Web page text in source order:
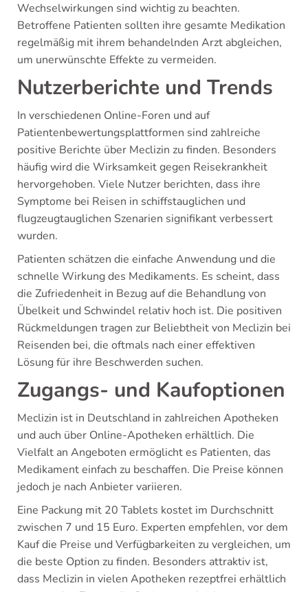
Wechselwirkungen sind wichtig zu beachten.
Betroffene Patienten sollten ihre gesamte Medikation
regelmäßig mit ihrem behandelnden Arzt abgleichen,
um unerwünschte Effekte zu vermeiden.
Nutzerberichte und Trends
In verschiedenen Online-Foren und auf
Patientenbewertungsplattformen sind zahlreiche
positive Berichte über Meclizin zu finden. Besonders
häufig wird die Wirksamkeit gegen Reisekrankheit
hervorgehoben. Viele Nutzer berichten, dass ihre
Symptome bei Reisen in schiffstauglichen und
flugzeugtauglichen Szenarien signifikant verbessert
wurden.
Patienten schätzen die einfache Anwendung und die
schnelle Wirkung des Medikaments. Es scheint, dass
die Zufriedenheit in Bezug auf die Behandlung von
Übelkeit und Schwindel relativ hoch ist. Die positiven
Rückmeldungen tragen zur Beliebtheit von Meclizin bei
Reisenden bei, die oftmals nach einer effektiven
Lösung für ihre Beschwerden suchen.
Zugangs- und Kaufoptionen
Meclizin ist in Deutschland in zahlreichen Apotheken
und auch über Online-Apotheken erhältlich. Die
Vielfalt an Angeboten ermöglicht es Patienten, das
Medikament einfach zu beschaffen. Die Preise können
jedoch je nach Anbieter variieren.
Eine Packung mit 20 Tablets kostet im Durchschnitt
zwischen 7 und 15 Euro. Experten empfehlen, vor dem
Kauf die Preise und Verfügbarkeiten zu vergleichen, um
die beste Option zu finden. Besonders attraktiv ist,
dass Meclizin in vielen Apotheken rezeptfrei erhältlich